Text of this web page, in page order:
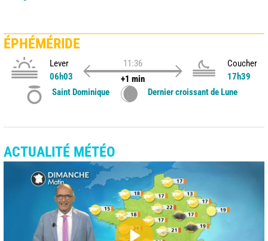
ÉPHÉMÉRIDE
Lever
06h03
11:36
+1 min
Coucher
17h39
Saint Dominique
Dernier croissant de Lune
ACTUALITÉ MÉTÉO